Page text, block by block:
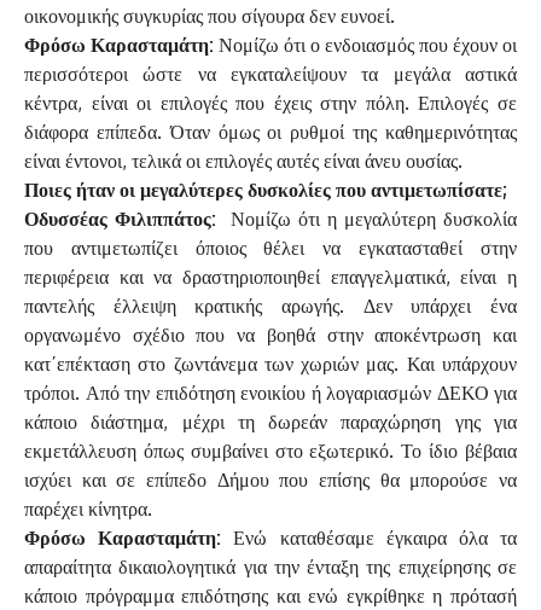
οικονομικής συγκυρίας που σίγουρα δεν ευνοεί.
Φρόσω Καρασταμάτη: Νομίζω ότι ο ενδοιασμός που έχουν οι
περισσότεροι ώστε να εγκαταλείψουν τα μεγάλα αστικά
κέντρα, είναι οι επιλογές που έχεις στην πόλη. Επιλογές σε
διάφορα επίπεδα. Όταν όμως οι ρυθμοί της καθημερινότητας
είναι έντονοι, τελικά οι επιλογές αυτές είναι άνευ ουσίας.
Ποιες ήταν οι μεγαλύτερες δυσκολίες που αντιμετωπίσατε;
Οδυσσέας Φιλιππάτος: Νομίζω ότι η μεγαλύτερη δυσκολία
που αντιμετωπίζει όποιος θέλει να εγκατασταθεί στην
περιφέρεια και να δραστηριοποιηθεί επαγγελματικά, είναι η
παντελής έλλειψη κρατικής αρωγής. Δεν υπάρχει ένα
οργανωμένο σχέδιο που να βοηθά στην αποκέντρωση και
κατ΄επέκταση στο ζωντάνεμα των χωριών μας. Και υπάρχουν
τρόποι. Από την επιδότηση ενοικίου ή λογαριασμών ΔΕΚΟ για
κάποιο διάστημα, μέχρι τη δωρεάν παραχώρηση γης για
εκμετάλλευση όπως συμβαίνει στο εξωτερικό. Το ίδιο βέβαια
ισχύει και σε επίπεδο Δήμου που επίσης θα μπορούσε να
παρέχει κίνητρα.
Φρόσω Καρασταμάτη: Ενώ καταθέσαμε έγκαιρα όλα τα
απαραίτητα δικαιολογητικά για την ένταξη της επιχείρησης σε
κάποιο πρόγραμμα επιδότησης και ενώ εγκρίθηκε η πρότασή